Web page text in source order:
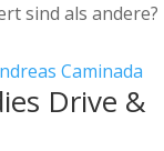
sind als andere?
Drive &